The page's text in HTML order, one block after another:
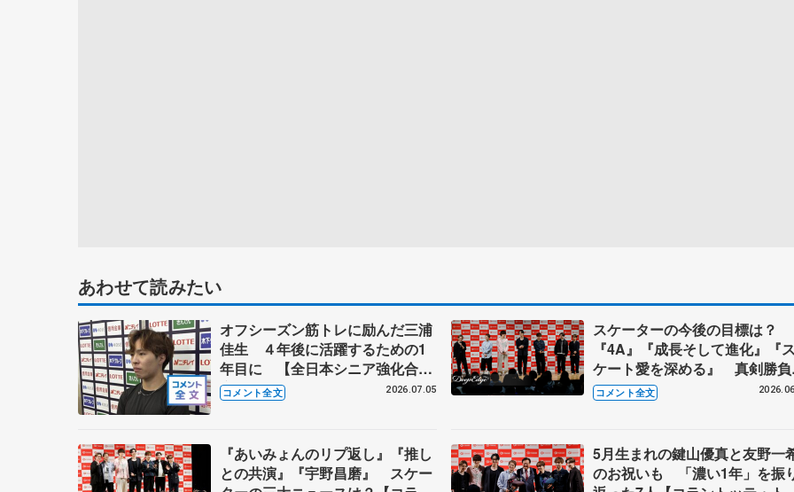
あわせて読みたい
オフシーズン筋トレに励んだ三浦
佳生 ４年後に活躍するための1
年目に 【全日本シニア強化合
宿】
コメント全文 2026.07.05
スケーターの今後の目標は？
『4A』『成長そして進化』『
ケート愛を深める』 真剣勝負
ゲームコーナーも【コラントッ
テ・トークイベント④】
コメント全文
『あいみょんのリプ返し』『推し
との共演』『宇野昌磨』 スケー
5月生まれの鍵山優真と友野一
のお祝いも 「濃い1年」を振